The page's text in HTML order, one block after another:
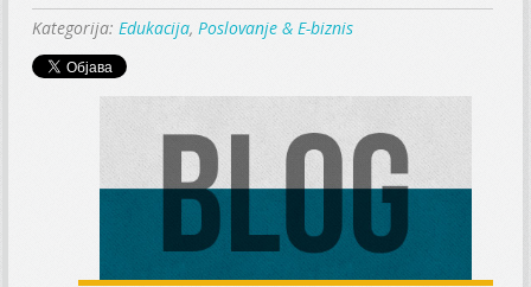
Kategorija: Edukacija,Poslovanje & E-biznis